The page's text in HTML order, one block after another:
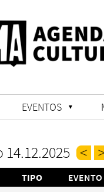
EVENTOS
TIPO EVENTO